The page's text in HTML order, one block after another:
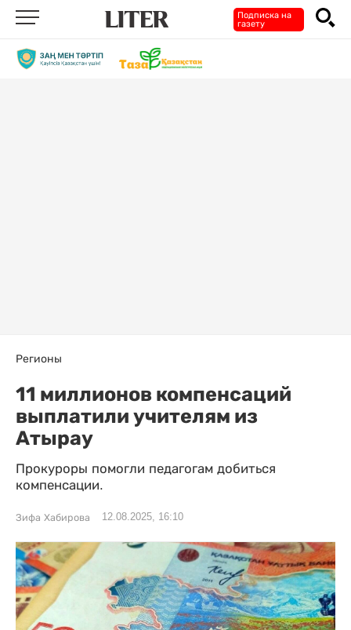
Подписка на
газету
Регионы
11 миллионов компенсаций
выплатили учителям из
Атырау
Прокуроры помогли педагогам добиться
компенсации.
Зифа Хабирова 12.08.2025, 16:10